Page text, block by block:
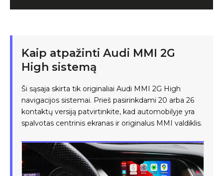
Kaip atpažinti Audi MMI 2G
High sistemą
Ši sąsaja skirta tik originaliai Audi MMI 2G High
navigacijos sistemai. Prieš pasirinkdami 20 arba 26
kontaktų versiją patvirtinkite, kad automobilyje yra
spalvotas centrinis ekranas ir originalus MMI valdiklis.